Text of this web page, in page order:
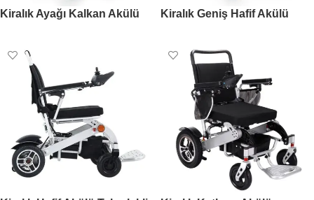
Kiralık Ayağı Kalkan Akülü
Kiralık Geniş Hafif Akülü